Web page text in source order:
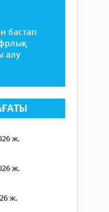
бастап
алу
ж.
ж.
ж.